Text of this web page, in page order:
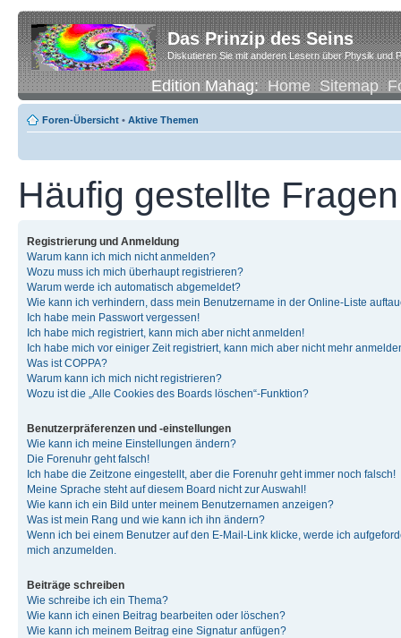
Das Prinzip des Seins
Diskutieren Sie mit anderen Lesern über Physik und
Edition Mahag:Home Sitemap
Foren-Übersicht • Aktive Themen
Häufig gestellte Fragen
Registrierung und Anmeldung
Warum kann ich mich nicht anmelden?
Wozu muss ich mich überhaupt registrieren?
Warum werde ich automatisch abgemeldet?
Wie kann ich verhindern, dass mein Benutzername in der Online-Liste
Ich habe mein Passwort vergessen!
Ich habe mich registriert, kann mich aber nicht anmelden!
Ich habe mich vor einiger Zeit registriert, kann mich aber nicht mehr
Was ist COPPA?
Warum kann ich mich nicht registrieren?
Wozu ist die „Alle Cookies des Boards löschen“-Funktion?
Benutzerpräferenzen und -einstellungen
Wie kann ich meine Einstellungen ändern?
Die Forenuhr geht falsch!
Ich habe die Zeitzone eingestellt, aber die Forenuhr geht immer noch falsch!
Meine Sprache steht auf diesem Board nicht zur Auswahl!
Wie kann ich ein Bild unter meinem Benutzernamen anzeigen?
Was ist mein Rang und wie kann ich ihn ändern?
Wenn ich bei einem Benutzer auf den E-Mail-Link klicke, werde ich
mich anzumelden.
Beiträge schreiben
Wie schreibe ich ein Thema?
Wie kann ich einen Beitrag bearbeiten oder löschen?
Wie kann ich meinem Beitrag eine Signatur anfügen?